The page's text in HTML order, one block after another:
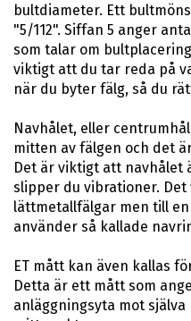
bultdiameter. Ett
"5/112". Siffan 5 anger
som talar om
viktigt att du tar reda på
när du byter fälg, så du
Navhålet, eller
mitten av fälgen och det
Det är viktigt att
slipper du vibrationer.
lättmetallfälgar men till
använder så kallade
ET mått kan även kallas
Detta är ett mått som
anläggningsyta mot